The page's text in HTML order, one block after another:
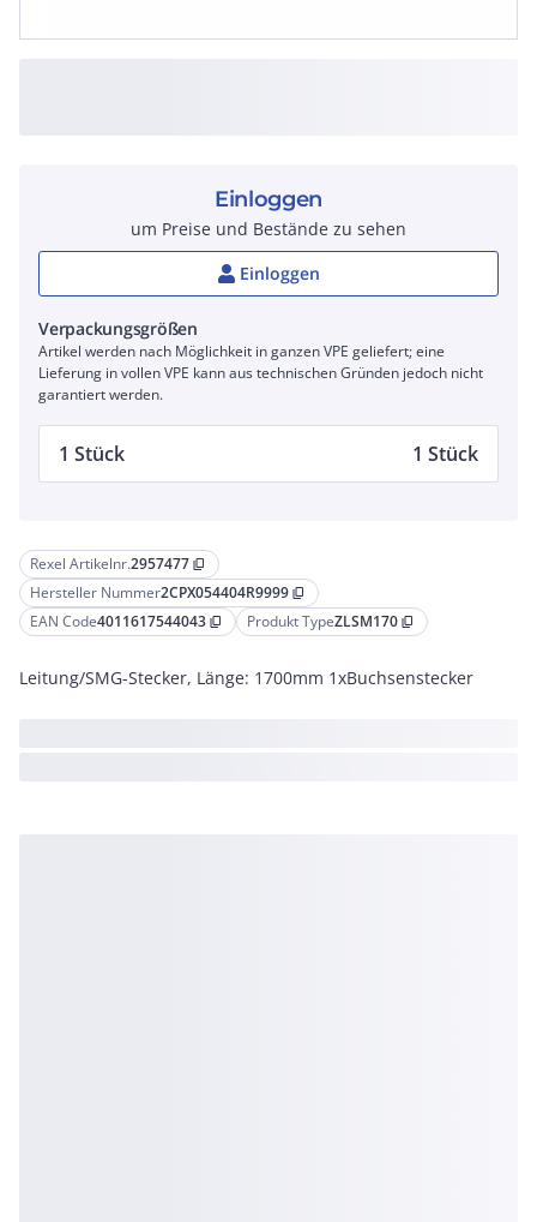
Rexel Artikelnr.2957477 content_copy
Hersteller Nummer2CPX054404R9999 content_copy
EAN Code4011617544043 content_copy Produkt TypeZLSM170 content_copy
Leitung/SMG-Stecker, Länge: 1700mm 1xBuchsenstecker
Einloggen
um Preise und Bestände zu sehen
Einloggen
Verpackungsgrößen
Artikel werden nach Möglichkeit in ganzen VPE geliefert; eine
Lieferung in vollen VPE kann aus technischen Gründen jedoch nicht
garantiert werden.
1 Stück 1 Stück